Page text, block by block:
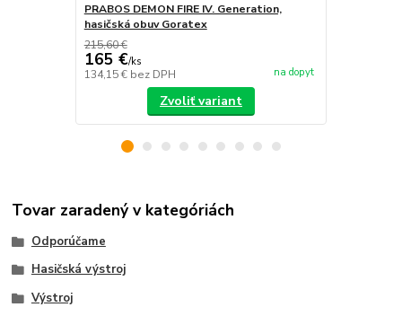
PRABOS DEMON FIRE IV. Generation,
hasičská obuv Goratex
215,60 €
165 €/ks
134,15 € bez DPH na dopyt
Zvoliť variant
Tovar zaradený v kategóriách
Odporúčame
Hasičská výstroj
Výstroj